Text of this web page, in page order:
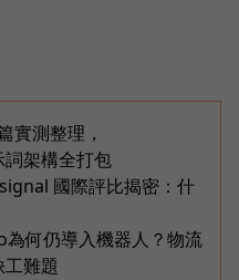
實測整理，
架構全打包
國際評比揭密：什
何仍導入機器人？物流
難題